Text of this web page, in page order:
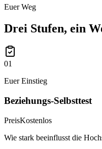
Euer Weg
Drei Stufen, ein
01
Euer Einstieg
Beziehungs-Selbsttest
PreisKostenlos
Wie stark beeinflusst die